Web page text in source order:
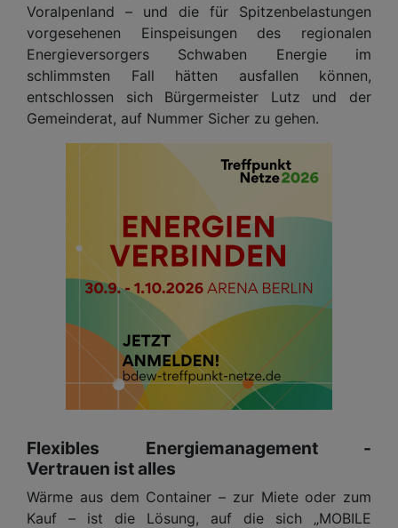
Voralpenland – und die für Spitzenbelastungen
vorgesehenen Einspeisungen des regionalen
Energieversorgers Schwaben Energie im
schlimmsten Fall hätten ausfallen können,
entschlossen sich Bürgermeister Lutz und der
Gemeinderat, auf Nummer Sicher zu gehen.
Flexibles Energiemanagement -
Vertrauen ist alles
Wärme aus dem Container – zur Miete oder zum
Kauf – ist die Lösung, auf die sich „MOBILE